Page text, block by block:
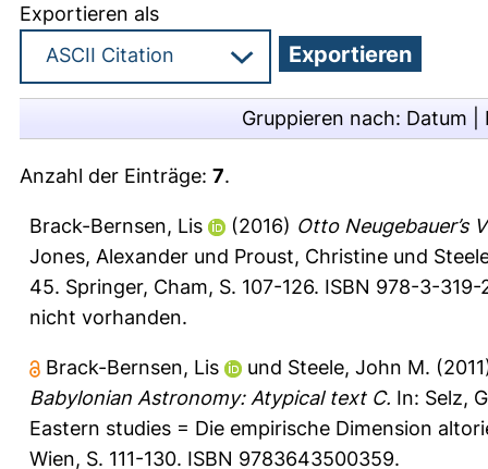
Exportieren als
Gruppieren nach: Datum
Anzahl der Einträge: 7.
Brack-Bernsen, Lis (2016) Otto Neugebauer’s
Jones, Alexander und Proust, Christine und
45. Springer, Cham, S. 107-126. ISBN 978-3-
nicht vorhanden.
Brack-Bernsen, Lis und Steele, John M.
Babylonian Astronomy: Atypical text C. In: Selz,
Eastern studies = Die empirische Dimension
Wien, S. 111-130. ISBN 9783643500359.